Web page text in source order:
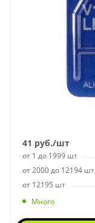
41 руб./шт
от 1 до 1999 шт
от 2000 до 12194 шт
от 12195 шт
Много